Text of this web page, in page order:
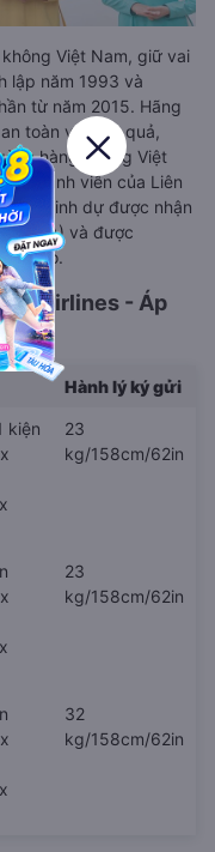
Việt Nam, giữ vai
lập năm 1993 và
từ năm 2015. Hãng
toàn và hiệu quả,
hàng không Việt
là thành viên của Liên
vinh dự được nhận
(IOSA) và được
4 sao.
Airlines - Áp
Hành lý ký gửi
kiện
23
kg/158cm/62in
23
kg/158cm/62in
32
kg/158cm/62in